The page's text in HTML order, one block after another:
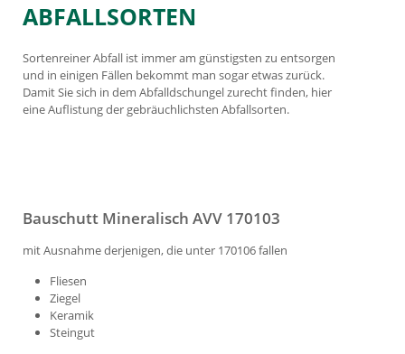
ABFALLSORTEN
Sortenreiner Abfall ist immer am günstigsten zu entsorgen
und in einigen Fällen bekommt man sogar etwas zurück.
Damit Sie sich in dem Abfalldschungel zurecht finden, hier
eine Auflistung der gebräuchlichsten Abfallsorten.
Bauschutt Mineralisch AVV 170103
mit Ausnahme derjenigen, die unter 170106 fallen
Fliesen
Ziegel
Keramik
Steingut